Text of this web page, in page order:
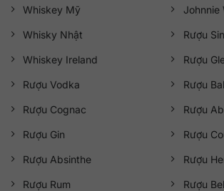
Whiskey Mỹ
Whisky Nhật
Whiskey Ireland
Rượu Vodka
Rượu Cognac
Rượu Gin
Rượu Absinthe
Rượu Rum
Johnnie
Rượu
Rượu
Rượu
Rượu
Rượu
Rượu
Rượu